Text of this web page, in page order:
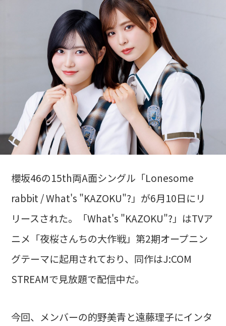
櫻坂46の15th両A面シングル「Lonesome
rabbit / What's "KAZOKU"?」が6月10日にリ
リースされた。「What's "KAZOKU"?」はTVア
ニメ「夜桜さんちの大作戦」第2期オープニン
グテーマに起用されており、同作はJ:COM
STREAMで見放題で配信中だ。
今回、メンバーの的野美青と遠藤理子にインタ